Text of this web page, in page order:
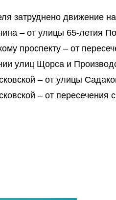
затруднено движение на
– от улицы 65-летия
проспекту – от
улиц Щорса и
– от улицы
– от пересечения